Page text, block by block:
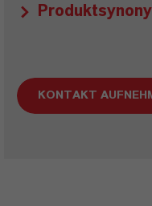
KONTAKT